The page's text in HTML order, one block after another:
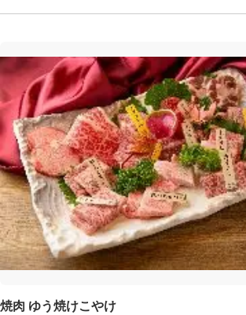
焼肉 ゆう焼けこやけ